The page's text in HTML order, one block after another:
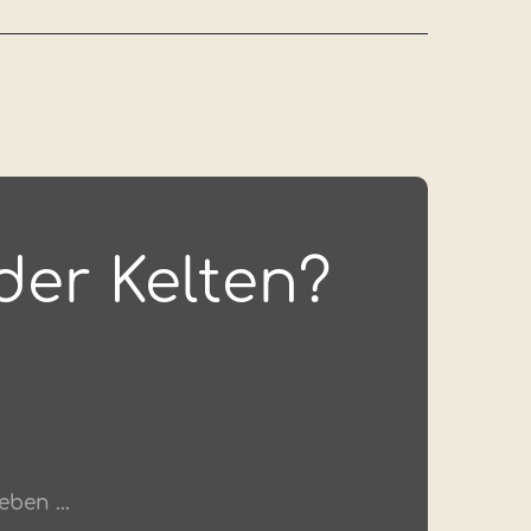
Kelten?
...